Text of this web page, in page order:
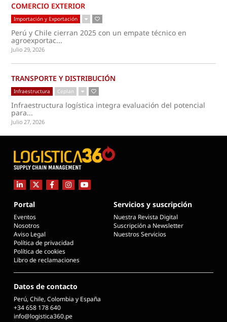
COMERCIO EXTERIOR
Importación y Exportación
Perú y Chile cierran 2025 con un empate técnico en
agroexportac...
Julio 29, 2026
TRANSPORTE Y DISTRIBUCIÓN
Infraestructura Ceplan
Infraestructura logística integra evaluación del potencial
para...
Julio 27, 2026
Portal
Eventos
Nosotros
Aviso Legal
Política de privacidad
Política de cookies
Libro de reclamaciones
Servicios y suscripción
Nuestra Revista Digital
Suscripción a Newsletter
Nuestros Servicios
Datos de contacto
Perú, Chile, Colombia y España
+34 658 178 640
info@logistica360.pe